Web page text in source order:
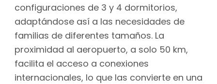
configuraciones de 3 y 4 dormitorios,
adaptándose así a las necesidades de
familias de diferentes tamaños. La
proximidad al aeropuerto, a solo 50 km,
facilita el acceso a conexiones
internacionales, lo que las convierte en una